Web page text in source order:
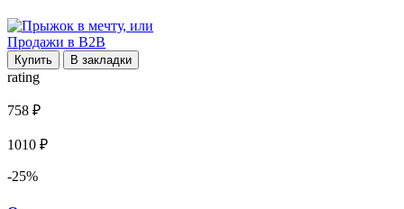
Купить В закладки
rating
758 ₽
1010 ₽
-25%